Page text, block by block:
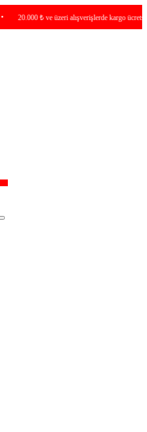
20.000 ₺ ve üzeri alışverişlerde kargo ücretsiz !